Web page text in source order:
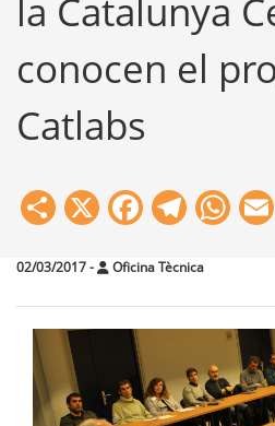
la Catalunya
conocen el
Catlabs
Share
X Facebook
02/03/2017- Oficina Tècnica